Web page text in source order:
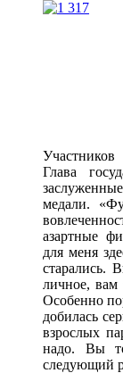
Участников
Глава
медали.
азартные
для меня
старались.
личное, вам
Особенно
добилась
взрослых
надо. Вы
следующий